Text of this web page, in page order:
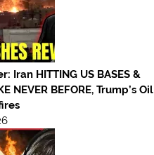
Iran HITTING US BASES &
NEVER BEFORE, Trump’s Oil